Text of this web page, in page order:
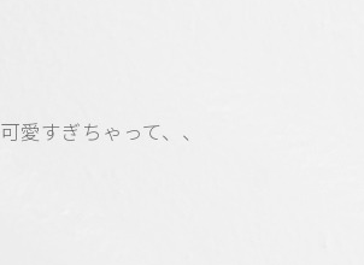
可愛すぎちゃって、、